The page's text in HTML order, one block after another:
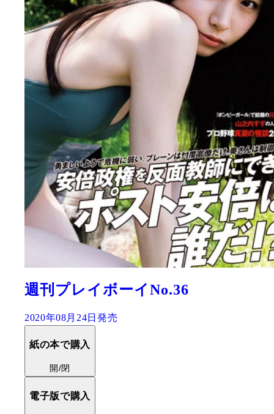
週刊プレイボーイNo.36
2020年08月24日発売
紙の本で購入
開/閉
電子版で購入